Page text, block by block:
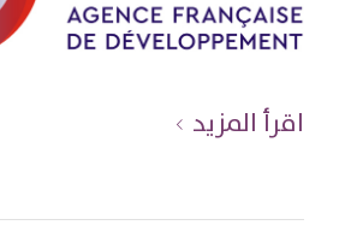
اقرأ المزيد